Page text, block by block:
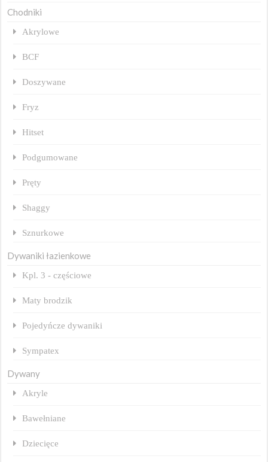
Chodniki
Akrylowe
BCF
Doszywane
Fryz
Hitset
Podgumowane
Pręty
Shaggy
Sznurkowe
Dywaniki łazienkowe
Kpl. 3 - częściowe
Maty brodzik
Pojedyńcze dywaniki
Sympatex
Dywany
Akryle
Bawełniane
Dziecięce